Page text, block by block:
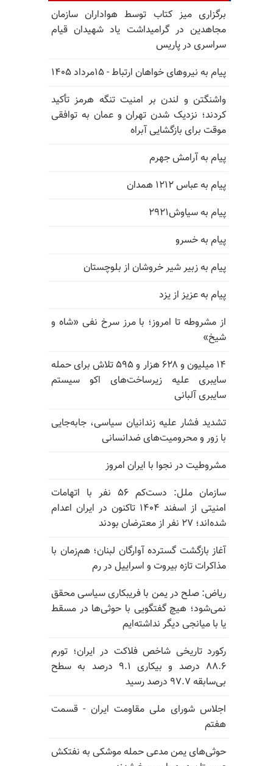
برگزاری میز کتاب توسط هواداران سازمان
مجاهدین در گرامیداشت یاد شهیدان قیام
سراسری در پاریس
پیام به نیروهای خواهان ارتباط - ۱۵مرداد ۱۴۰۵
واشنگتن و لندن بر امنیت تنگه هرمز تأکید
کردند؛ نزدیک شدن تهران و عمان به توافقی
موقت برای بازگشایی آبراه
پیام به آرامش جهرم
پیام به عباس ۱۲۱۲ همدان
پیام به سیاوش۲۹۲۱
پیام به خسرو
پیام به زبیر شیر خروشان از بلوچستان
پیام به عزیز از یزد
از مشروطه تا امروز؛ با مرز سرخ نفی «شاه و
شیخ»
۱۴ میلیون و ۶۲۸ هزار و ۵۹۵ تلاش برای حمله
سایبری علیه زیرساخت‌های اکو سیستم
سایبری آلبانی
تشدید فشار علیه زندانیان سیاسی، جابه‌جایی
با زور و محرومیت‌های ضدانسانی
مشروطیت در نجوا با ایران امروز
سازمان ملل: دست‌کم ۵۶ نفر با اتهامات
امنیتی از اسفند ۱۴۰۴ تاکنون در ایران اعدام
شده‌اند؛ ۲۷ نفر از معترضان بودند
آغاز بازگشت گسترده آوارگان لبنان؛ هم‌زمان با
مذاکرات تازه بیروت و اسراییل در رم
ریاض: صلح در یمن با فریبکاری سیاسی محقق
نمی‌شود؛ هیچ گفتگویی با حوثی‌ها در مسقط
یا با میانجی دیگر نداشته‌ایم
رکورد تاریخی شاخص فلاکت در ایران؛ تورم
۸۸.۶ درصد و بیکاری ۹.۱ درصد به سطح
بی‌سابقه ۹۷.۷ درصد رسید
اجلاس شورای ملی مقاومت ایران - قسمت
هفتم
حوثی‌های یمن مدعی حمله موشکی به نفتکش